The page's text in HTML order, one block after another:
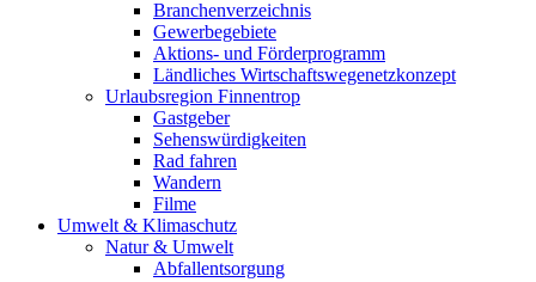
Branchenverzeichnis
Gewerbegebiete
Aktions- und Förderprogramm
Ländliches Wirtschaftswegenetzkonzept
Urlaubsregion Finnentrop
Gastgeber
Sehenswürdigkeiten
Rad fahren
Wandern
Filme
Umwelt & Klimaschutz
Natur & Umwelt
Abfallentsorgung